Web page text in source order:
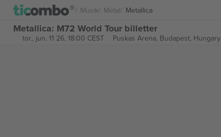
Musik Metal Metallica
Metallica: M72 World Tour billetter
tor., jun. 11 26, 18:00 CEST Puskas Arena, Budapest, Hungary